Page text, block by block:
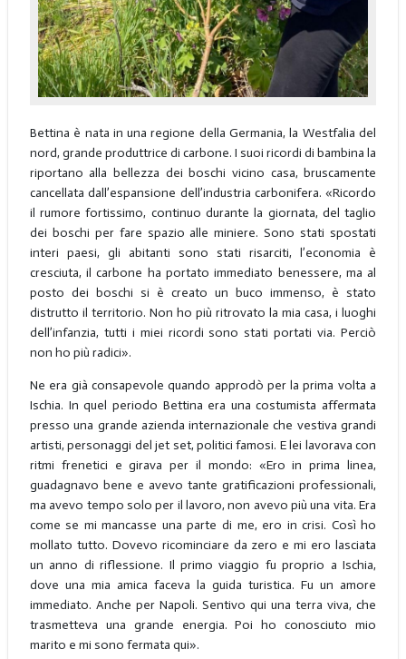
Bettina è nata in una regione della Germania, la Westfalia del
nord, grande produttrice di carbone. I suoi ricordi di bambina la
riportano alla bellezza dei boschi vicino casa, bruscamente
cancellata dall’espansione dell’industria carbonifera. «Ricordo
il rumore fortissimo, continuo durante la giornata, del taglio
dei boschi per fare spazio alle miniere. Sono stati spostati
interi paesi, gli abitanti sono stati risarciti, l’economia è
cresciuta, il carbone ha portato immediato benessere, ma al
posto dei boschi si è creato un buco immenso, è stato
distrutto il territorio. Non ho più ritrovato la mia casa, i luoghi
dell’infanzia, tutti i miei ricordi sono stati portati via. Perciò
non ho più radici».
Ne era già consapevole quando approdò per la prima volta a
Ischia. In quel periodo Bettina era una costumista affermata
presso una grande azienda internazionale che vestiva grandi
artisti, personaggi del jet set, politici famosi. E lei lavorava con
ritmi frenetici e girava per il mondo: «Ero in prima linea,
guadagnavo bene e avevo tante gratificazioni professionali,
ma avevo tempo solo per il lavoro, non avevo più una vita. Era
come se mi mancasse una parte di me, ero in crisi. Così ho
mollato tutto. Dovevo ricominciare da zero e mi ero lasciata
un anno di riflessione. Il primo viaggio fu proprio a Ischia,
dove una mia amica faceva la guida turistica. Fu un amore
immediato. Anche per Napoli. Sentivo qui una terra viva, che
trasmetteva una grande energia. Poi ho conosciuto mio
marito e mi sono fermata qui».